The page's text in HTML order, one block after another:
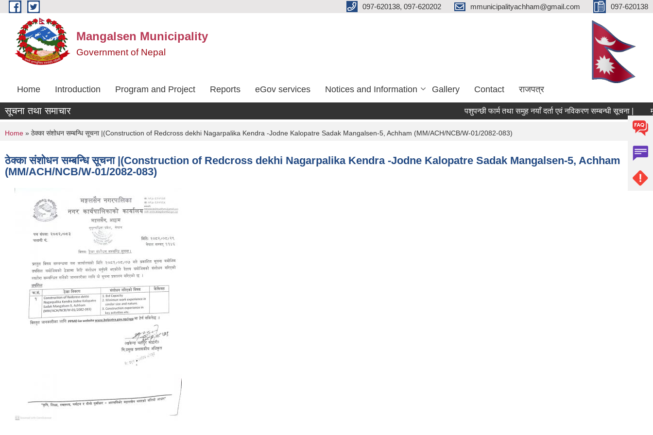
Skip to main content 097-620138, 097-620202 mmunicipalityachham@gmail.com 097-620138
Mangalsen Municipality
Government of Nepal
Home Introduction Program and Project Reports eGov services Notices and Information Gallery Contact राजपत्र
सूचना तथा समाचार पशुपन्छी फार्म तथा समुह नयाँ दर्ता एवं नविकरण सम्बन्धी सूचना |
You are here
Home » ठेक्का संशोधन सम्बन्धि सूचना |(Construction of Redcross dekhi Nagarpalika Kendra -Jodne Kalopatre Sadak Mangalsen-5, Achham (MM/ACH/NCB/W-01/2082-083)
ठेक्का संशोधन सम्बन्धि सूचना |(Construction of Redcross dekhi Nagarpalika Kendra -Jodne Kalopatre Sadak Mangalsen-5, Achham
(MM/ACH/NCB/W-01/2082-083)